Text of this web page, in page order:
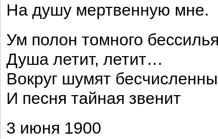
На душу мертвенную мне.
Ум полон томного
Душа летит, летит…
Вокруг шумят
И песня тайная звенит
3 июня 1900